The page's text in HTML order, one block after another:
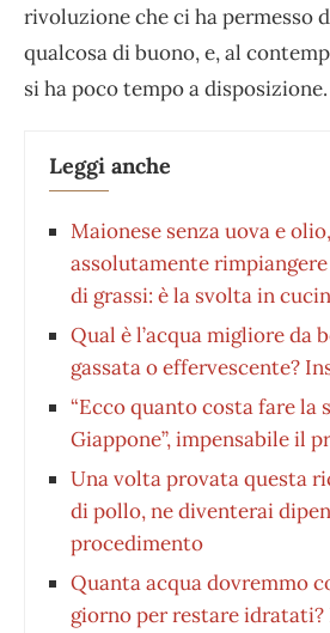
rivoluzione che ci ha permesso
qualcosa di buono, e, al
si ha poco tempo a disposizione.
Leggi anche
Maionese senza uova e
assolutamente
di grassi: è la svolta in
Qual è l’acqua migliore da
gassata o effervescente?
“Ecco quanto costa fare la
Giappone”, impensabile il
Una volta provata questa
di pollo, ne diventerai
procedimento
Quanta acqua dovremmo
giorno per restare idratati?